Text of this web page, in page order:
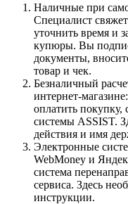
Наличные при
Специалист
уточнить время и
купюры. Вы
документы,
товар и чек.
Безналичный
интернет-
оплатить покупку,
системы ASSIST.
действия и имя
Электронные
WebMoney и
система
сервиса. Здесь
инструкции.